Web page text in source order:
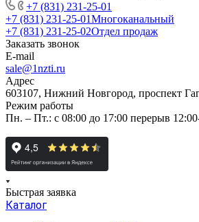
+7 (831) 231-25-01
+7 (831) 231-25-01Многоканальный
+7 (831) 231-25-02Отдел продаж
Заказать звонок
E-mail
sale@1nzti.ru
Адрес
603107, Нижний Новгород, проспект
Режим работы
Пн. – Пт.: с 08:00 до 17:00 перерыв
Быстрая заявка
Каталог